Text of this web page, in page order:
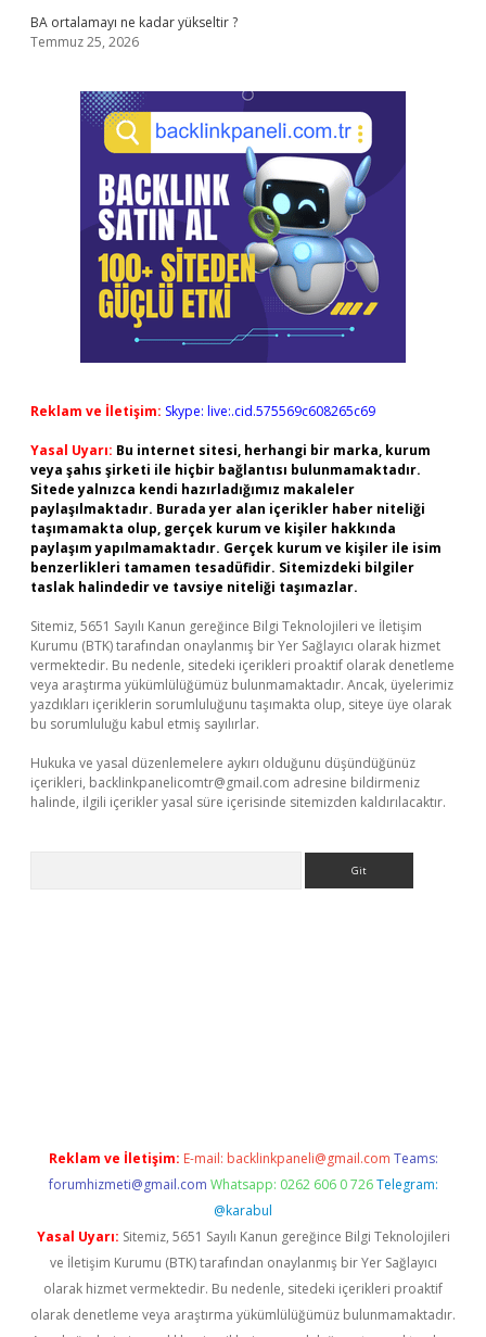
BA ortalamayı ne kadar yükseltir ?
Temmuz 25, 2026
Reklam ve İletişim: Skype: live:.cid.575569c608265c69
Yasal Uyarı: Bu internet sitesi, herhangi bir marka, kurum
veya şahıs şirketi ile hiçbir bağlantısı bulunmamaktadır.
Sitede yalnızca kendi hazırladığımız makaleler
paylaşılmaktadır. Burada yer alan içerikler haber niteliği
taşımamakta olup, gerçek kurum ve kişiler hakkında
paylaşım yapılmamaktadır. Gerçek kurum ve kişiler ile isim
benzerlikleri tamamen tesadüfidir. Sitemizdeki bilgiler
taslak halindedir ve tavsiye niteliği taşımazlar.
Sitemiz, 5651 Sayılı Kanun gereğince Bilgi Teknolojileri ve İletişim
Kurumu (BTK) tarafından onaylanmış bir Yer Sağlayıcı olarak hizmet
vermektedir. Bu nedenle, sitedeki içerikleri proaktif olarak denetleme
veya araştırma yükümlülüğümüz bulunmamaktadır. Ancak, üyelerimiz
yazdıkları içeriklerin sorumluluğunu taşımakta olup, siteye üye olarak
bu sorumluluğu kabul etmiş sayılırlar.
Hukuka ve yasal düzenlemelere aykırı olduğunu düşündüğünüz
içerikleri, backlinkpanelicomtr@gmail.com adresine bildirmeniz
halinde, ilgili içerikler yasal süre içerisinde sitemizden kaldırılacaktır.
Reklam ve İletişim: E-mail: backlinkpaneli@gmail.com Teams:
forumhizmeti@gmail.com Whatsapp: 0262 606 0 726 Telegram:
@karabul
Yasal Uyarı: Sitemiz, 5651 Sayılı Kanun gereğince Bilgi Teknolojileri
ve İletişim Kurumu (BTK) tarafından onaylanmış bir Yer Sağlayıcı
olarak hizmet vermektedir. Bu nedenle, sitedeki içerikleri proaktif
olarak denetleme veya araştırma yükümlülüğümüz bulunmamaktadır.